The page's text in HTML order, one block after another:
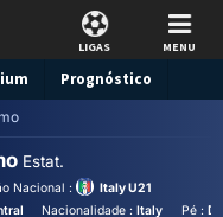
LIGAS MENU
Prognóstico
Estat.
Nacional :
Italy U21
Nacionalidade :Italy Pé :